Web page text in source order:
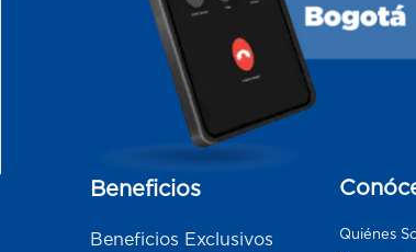
Beneficios
Beneficios Exclusivos
Quiénes